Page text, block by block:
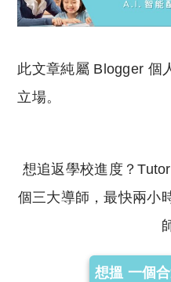
此文章純屬 Blogger 個
立場。
想追返學校進度？
個三大導師，最快兩小
想搵 一個